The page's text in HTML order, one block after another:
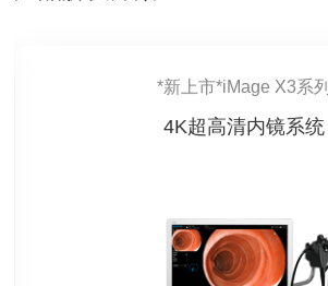
*新上市*iMage X3系列
4K超高清内镜系统